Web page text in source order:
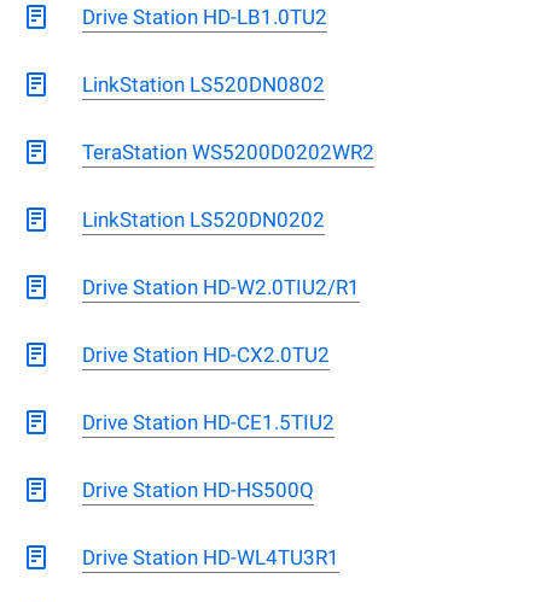
Drive Station HD-LB1.0TU2
LinkStation LS520DN0802
TeraStation WS5200D0202WR2
LinkStation LS520DN0202
Drive Station HD-W2.0TIU2/R1
Drive Station HD-CX2.0TU2
Drive Station HD-CE1.5TIU2
Drive Station HD-HS500Q
Drive Station HD-WL4TU3R1